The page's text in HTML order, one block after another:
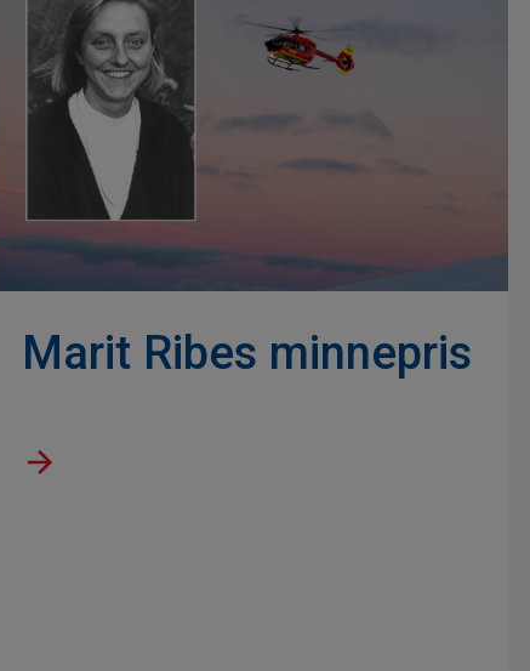
Marit Ribes minnepris